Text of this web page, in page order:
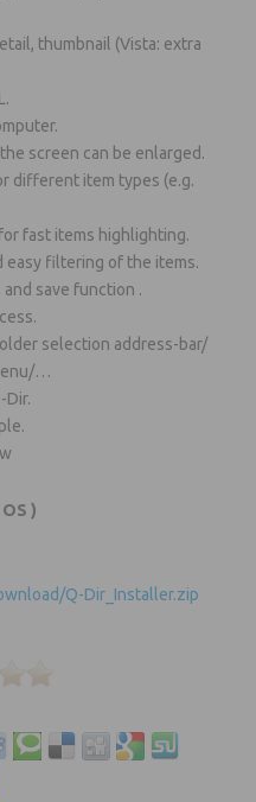
thumbnail (Vista: extra
screen can be enlarged.
different item types (e.g.
fast items highlighting.
easy filtering of the items.
and save function .
selection address-bar/
…
Dir.
)
Q-Dir_Installer.zip